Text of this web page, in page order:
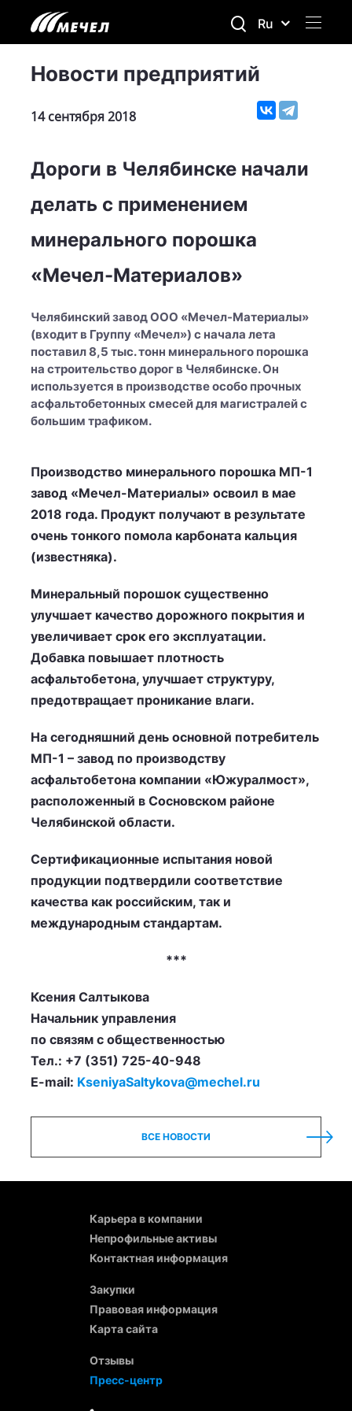
Ru
Новости предприятий
14 сентября 2018
Дороги в Челябинске начали
делать с применением
минерального порошка
«Мечел-Материалов»
Челябинский завод ООО «Мечел-Материалы»
(входит в Группу «Мечел») с начала лета
поставил 8,5 тыс. тонн минерального порошка
на строительство дорог в Челябинске. Он
используется в производстве особо прочных
асфальтобетонных смесей для магистралей с
большим трафиком.
Производство минерального порошка МП-1
завод «Мечел-Материалы» освоил в мае
2018 года. Продукт получают в результате
очень тонкого помола карбоната кальция
(известняка).
Минеральный порошок существенно
улучшает качество дорожного покрытия и
увеличивает срок его эксплуатации.
Добавка повышает плотность
асфальтобетона, улучшает структуру,
предотвращает проникание влаги.
На сегодняшний день основной потребитель
МП-1 – завод по производству
асфальтобетона компании «Южуралмост»,
расположенный в Сосновском районе
Челябинской области.
Сертификационные испытания новой
продукции подтвердили соответствие
качества как российским, так и
международным стандартам.
***
Ксения Салтыкова
Начальник управления
по связям с общественностью
Тел.: +7 (351) 725-40-948
E-mail: KseniyaSaltykova@mechel.ru
ВСЕ НОВОСТИ
Карьера в компании
Непрофильные активы
Контактная информация
Закупки
Правовая информация
Карта сайта
Отзывы
Пресс-центр